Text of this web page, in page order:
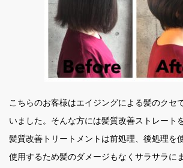
こちらのお客様はエイジングによる髪のクセ
いました。そんな方には髪質改善ストレート
髪質改善トリートメントは前処理、後処理を
使用するため髪のダメージもなくサラサラに